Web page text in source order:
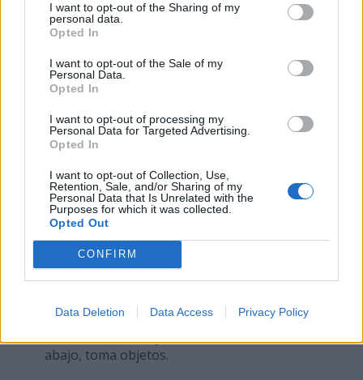
I want to opt-out of the Sharing of my
personal data.
Opted In
I want to opt-out of the Sale of my
Personal Data.
Opted In
I want to opt-out of processing my
Personal Data for Targeted Advertising.
Opted In
I want to opt-out of Collection, Use,
Retention, Sale, and/or Sharing of my
Personal Data that Is Unrelated with the
Purposes for which it was collected.
Opted Out
CONFIRM
Data Deletion Data Access Privacy Policy
21 KB).
Tabla de crecimiento de niñas, desde el
Tabla de crecimiento de niñas, 3-18 años(Image,
26 KB).
después de la edad indicada aquí. Sin embargo, si sus
hijos no hacen muchas de estas actividades cuando
acerca del desarrollo de sus hijos, hable con su médico.
2 Meses
Sonríe, hace ruidos.
Mira a las personas, sigue con la mirada.
Hace ruído al reír.
abajo, toma objetos.